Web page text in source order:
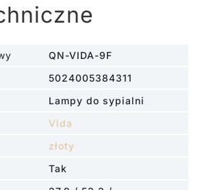
QN-VIDA-9F
5024005384311
Lampy do sypialni
Vida
złoty
Tak